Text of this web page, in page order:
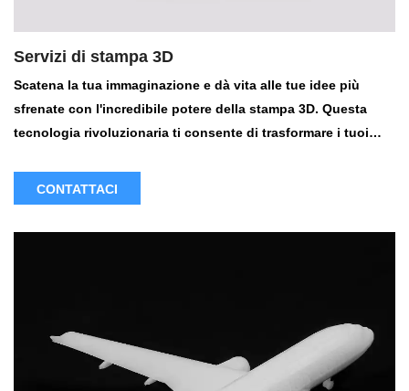
Servizi di stampa 3D
Scatena la tua immaginazione e dà vita alle tue idee più
sfrenate con l'incredibile potere della stampa 3D. Questa
tecnologia rivoluzionaria ti consente di trasformare i tuoi
CONTATTACI